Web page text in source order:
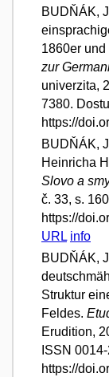
BUDŇÁK,
1860er
zur
univerzita,
7380.
https://
BUDŇÁK,
Heinricha
Slovo a
č. 33, s.
https://
URL info
BUDŇÁK,
Struktur
Feldes.
Erudition,
ISSN
https://